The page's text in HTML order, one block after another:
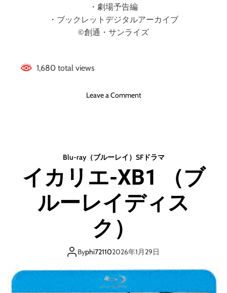
・劇場予告編
・ブックレットデジタルアーカイブ
©創通・サンライズ
1,680 total views
Leave a Commento
ガ
ン
ダ
ム
r
Blu-ray（ブルーレイ） SFドラマ
イカリエ-XB1 （ブ
ルーレイディス
ク）
Byphi721102026年1月29日